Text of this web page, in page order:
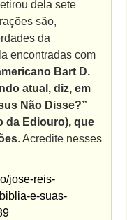
dela sete
são,
da
encontradas com
Bart D.
atual, diz, em
Não Disse?”
da Ediouro), que
. Acredite nesses
jose-reis-
e-suas-